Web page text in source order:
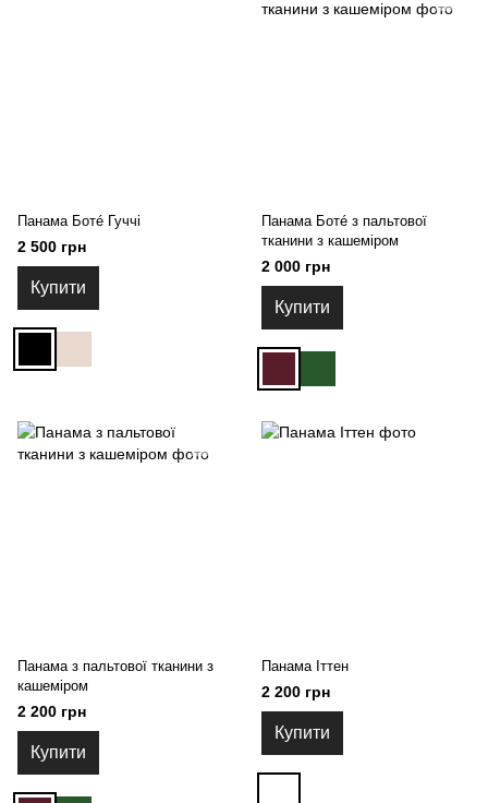
Панама Ботé Гуччі
2 500 грн
Купити
Панама Ботé з пальтової
тканини з кашеміром
2 000 грн
Купити
Панама з пальтової тканини з
кашеміром
2 200 грн
Купити
Панама Іттен
2 200 грн
Купити